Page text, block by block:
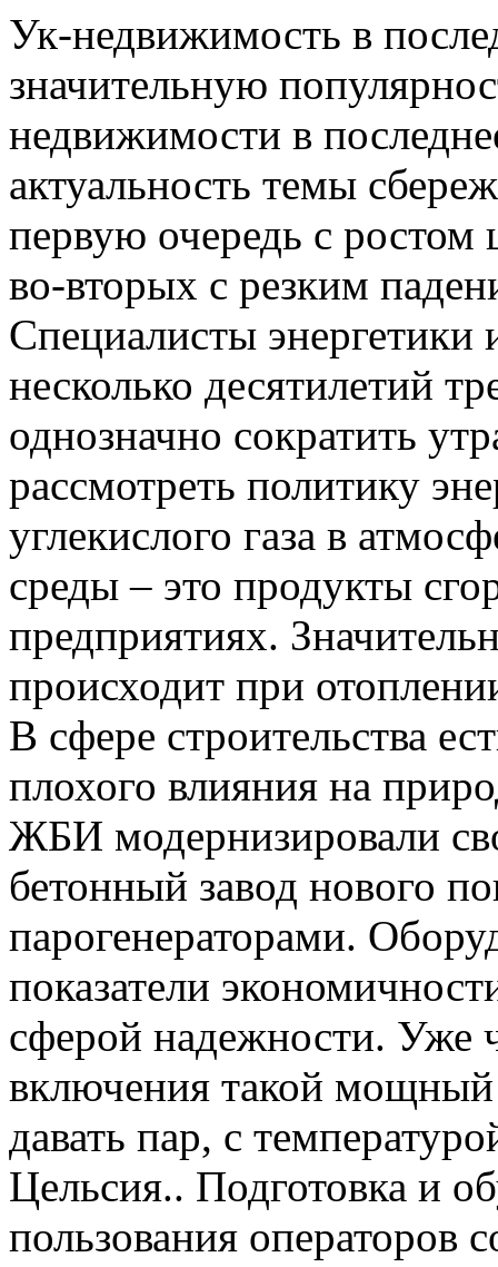
Ук-недвижимость в
значительную
недвижимости в
актуальность темы
первую очередь с ростом
во-вторых с резким
Специалисты энергетики
несколько десятилетий
однозначно сократить
рассмотреть политику
углекислого газа в
среды – это продукты
предприятиях.
происходит при
В сфере строительства
плохого влияния на
ЖБИ модернизировали
бетонный завод нового
парогенераторами.
показатели
сферой надежности. Уже
включения такой мощный
давать пар, с
Цельсия.. Подготовка и
пользования операторов